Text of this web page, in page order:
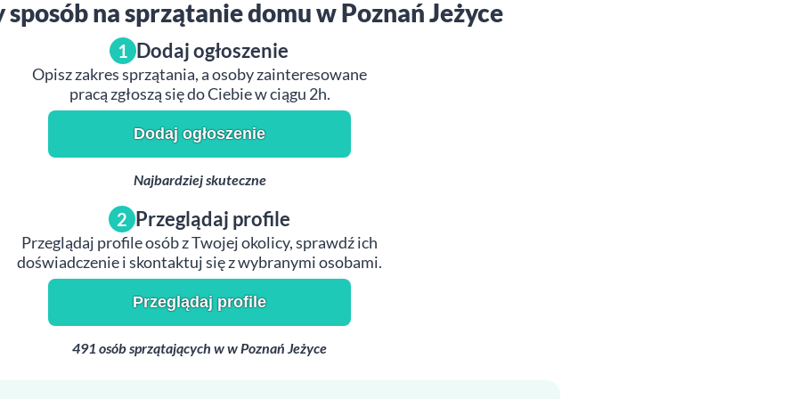
sposób na sprzątanie domu w Poznań Jeżyce
1 Dodaj ogłoszenie
Opisz zakres sprzątania, a osoby zainteresowane
pracą zgłoszą się do Ciebie w ciągu 2h.
Dodaj ogłoszenie
Najbardziej skuteczne
2 Przeglądaj profile
Przeglądaj profile osób z Twojej okolicy, sprawdź ich
doświadczenie i skontaktuj się z wybranymi osobami.
Przeglądaj profile
491 osób sprzątających w w Poznań Jeżyce